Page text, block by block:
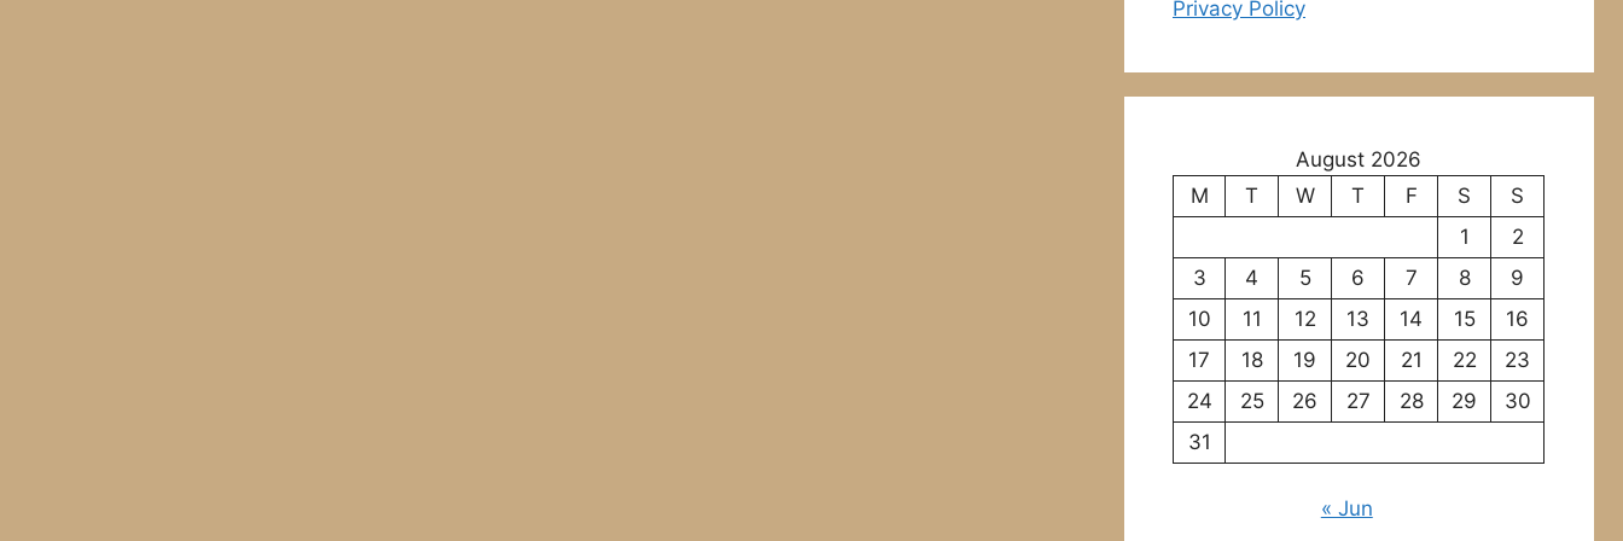
Privacy Policy
August 2026
M
T W T F S
S
1
2
3
4 5 6 7 8
9
10
11 12 13 14 15
16
17
18 19 20 21 22
23
24
25 26 27 28 29
30
31
« Jun